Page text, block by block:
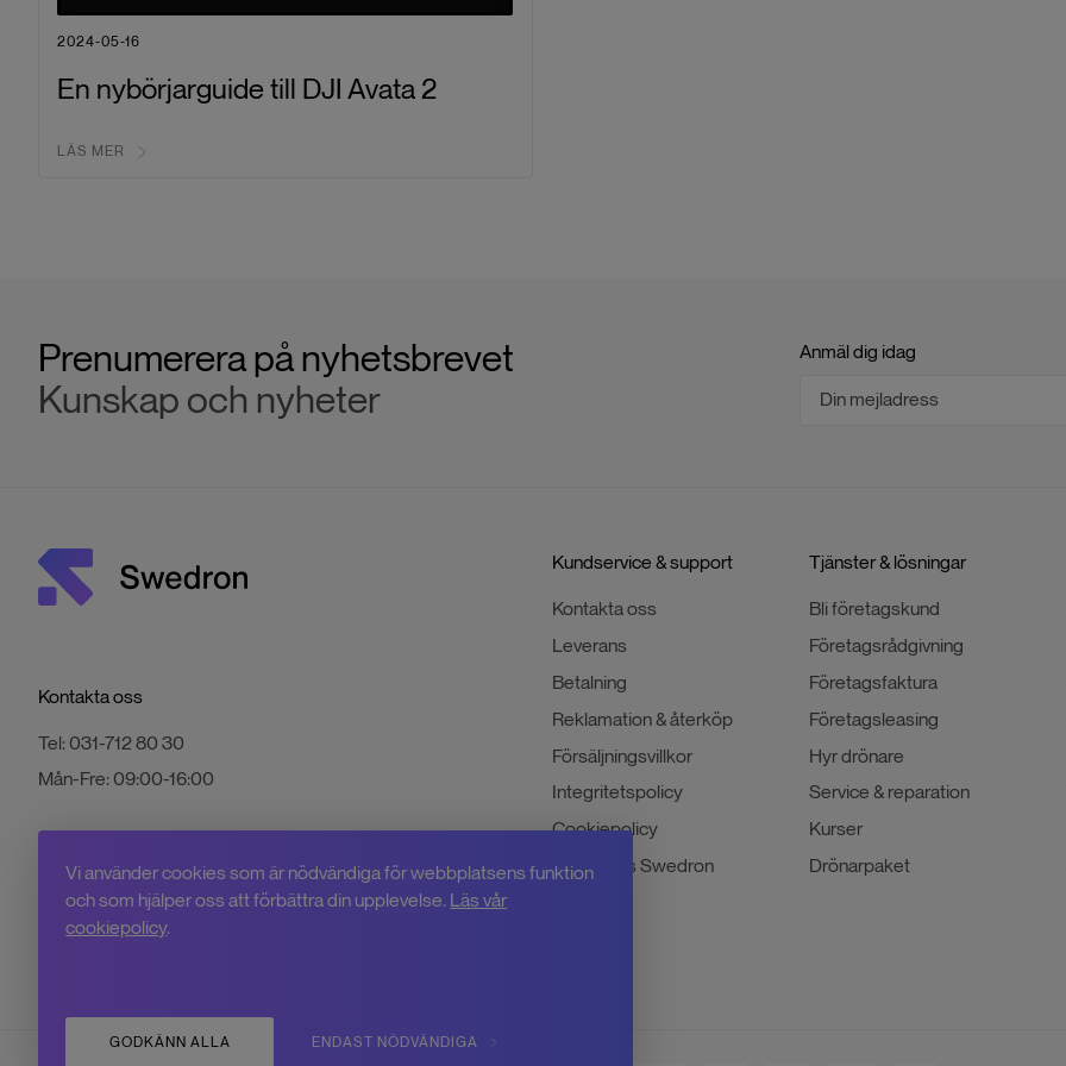
2024-05-16
En nybörjarguide till DJI Avata 2
LÄS MER
Prenumerera på nyhetsbrevet
Kunskap och nyheter
Anmäl dig idag
Kontakta oss
Tel:031-712 80 30
Mån-Fre:09:00-16:00
Kundservice & support
Kontakta oss
Leverans
Betalning
Reklamation & återköp
Försäljningsvillkor
Integritetspolicy
Cookiepolicy
Jobba hos Swedron
Tjänster & lösningar
Bli företagskund
Företagsrådgivning
Företagsfaktura
Företagsleasing
Hyr drönare
Service & reparation
Kurser
Drönarpaket
Vi använder cookies som är nödvändiga för webbplatsens funktion
och som hjälper oss att förbättra din upplevelse. Läs vår
cookiepolicy.
GODKÄNN ALLA ENDAST NÖDVÄNDIGA